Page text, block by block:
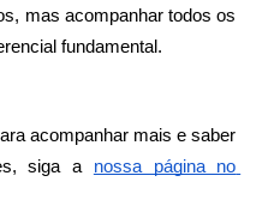
mas acompanhar todos os
fundamental.
acompanhar mais e saber
siga a nossa página no